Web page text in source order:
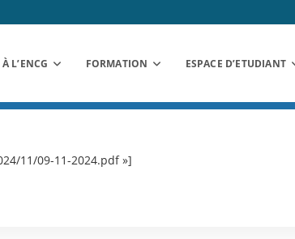
L’ENCG FORMATION ESPACE D’ETUDIANT
11/09-11-2024.pdf »]